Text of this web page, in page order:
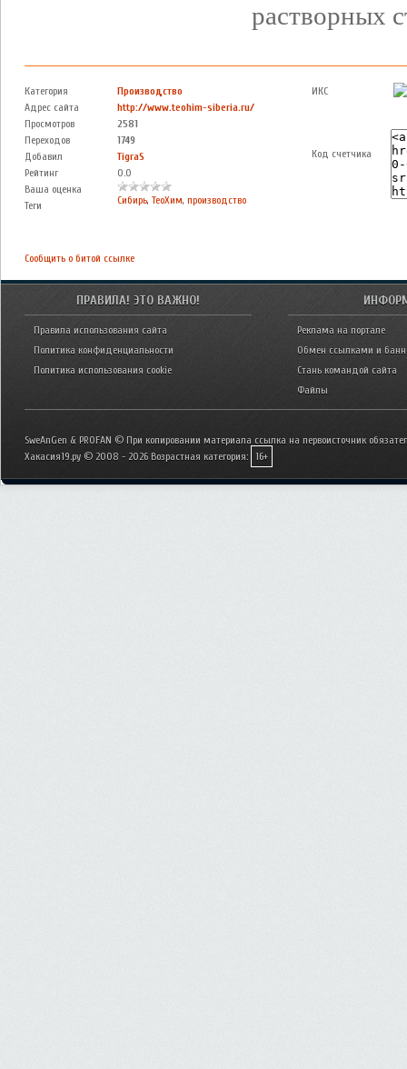
растворных
Категория
Адрес сайта
Просмотров
Переходов
Добавил
Рейтинг
Ваша оценка
Теги
Производство
http://www.teohim-siberia.ru/
2581
1749
TigraS
0.0
Сибирь, ТеоХим, производство
ИКС
Код счетчика
Сообщить о битой ссылке
ПРАВИЛА! ЭТО ВАЖНО!
Правила использования сайта
Политика конфиденциальности
Политика использования cookie
Реклама на портале
Обмен ссылками и
Стань командой сайта
Файлы
SweAnGen & PROFAN © При копировании материала ссылка на первоисточник
Хакасия19.ру © 2008 - 2026 Возрастная категория: 16+